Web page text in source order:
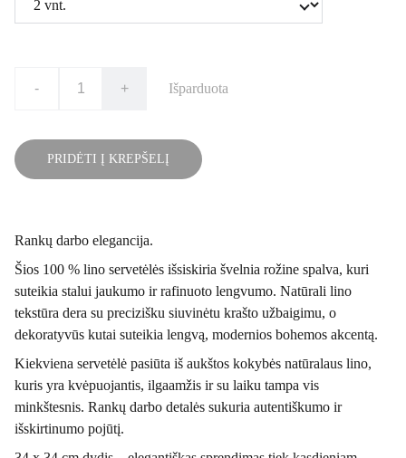
- + Išparduota
PRIDĖTI Į KREPŠELĮ
Rankų darbo elegancija.
Šios 100 % lino servetėlės išsiskiria švelnia rožine spalva, kuri
suteikia stalui jaukumo ir rafinuoto lengvumo. Natūrali lino
tekstūra dera su precizišku siuvinėtu krašto užbaigimu, o
dekoratyvūs kutai suteikia lengvą, modernios bohemos akcentą.
Kiekviena servetėlė pasiūta iš aukštos kokybės natūralaus lino,
kuris yra kvėpuojantis, ilgaamžis ir su laiku tampa vis
minkštesnis. Rankų darbo detalės sukuria autentiškumo ir
išskirtinumo pojūtį.